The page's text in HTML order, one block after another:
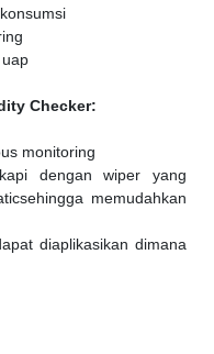
Checker:
monitoring
dengan wiper yang
memudahkan
diaplikasikan dimana